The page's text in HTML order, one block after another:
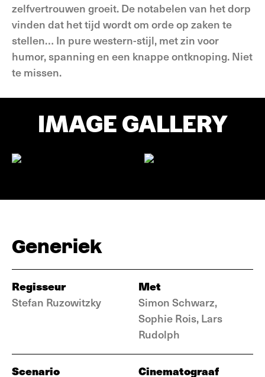
zelfvertrouwen groeit. De notabelen van het dorp
vinden dat het tijd wordt om orde op zaken te
stellen… In pure western-stijl, met zin voor
humor, spanning en een knappe ontknoping. Niet
te missen.
IMAGE GALLERY
Generiek
Regisseur
Stefan Ruzowitzky
Met
Simon Schwarz,
Sophie Rois, Lars
Rudolph
Scenario Cinematograaf